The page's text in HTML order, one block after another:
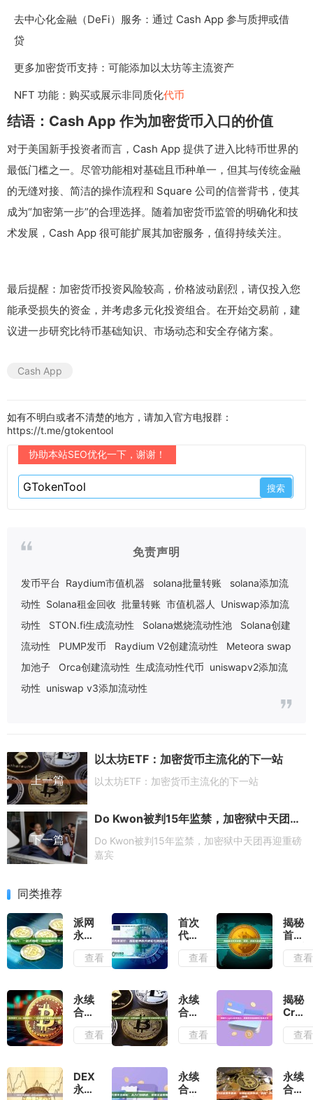
去中心化金融（DeFi）服务：通过 Cash App 参与质押或借
贷
更多加密货币支持：可能添加以太坊等主流资产
NFT 功能：购买或展示非同质化代币
结语：Cash App 作为加密货币入口的价值
对于美国新手投资者而言，Cash App 提供了进入比特币世界的
最低门槛之一。尽管功能相对基础且币种单一，但其与传统金融
的无缝对接、简洁的操作流程和 Square 公司的信誉背书，使其
成为“加密第一步”的合理选择。随着加密货币监管的明确化和技
术发展，Cash App 很可能扩展其加密服务，值得持续关注。
最后提醒：加密货币投资风险较高，价格波动剧烈，请仅投入您
能承受损失的资金，并考虑多元化投资组合。在开始交易前，建
议进一步研究比特币基础知识、市场动态和安全存储方案。
Cash App
如有不明白或者不清楚的地方，请加入官方电报群：
https://t.me/gtokentool
协助本站SEO优化一下，谢谢！
免责声明
发币平台 Raydium市值机器 solana批量转账
solana添加流
动性 Solana租金回收 批量转账 市值机器人
Uniswap添加流
动性
STON.fi生成流动性 Solana燃烧流动性池
Solana创建
流动性
PUMP发币 Raydium V2创建流动性
Meteora swap
加池子
Orca创建流动性 生成流动性代币 uniswapv2添加流
动性 uniswap v3添加流动性
上一篇
以太坊ETF：加密货币主流化的下一站
以太坊ETF：加密货币主流化的下一站
下一篇
Do Kwon被判15年监禁，加密狱中天团再迎重磅嘉宾
Do Kwon被判15年监禁，加密狱中天团再迎重磅
嘉宾
同类推荐
派网
永续
合
约：
南，
玩转
衍生
品交
查看
首次
代币
发
行：
的天
使轮
险警
示录
查看
揭秘
首次
代币
遇、
风险
与未
来之
路
查看
永续
合约
vs.
标准
一文
读懂
查看
永续
合约
终极
到精
通，
查看
揭秘
永续
传统
金融
查看
DEX
永续
永续
合约
永续
合约